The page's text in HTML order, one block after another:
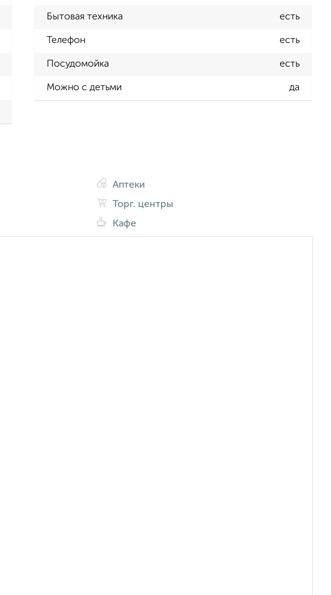
Бытовая техника есть
Телефон есть
Посудомойка есть
Можно с детьми да
Аптеки
Торг. центры
Кафе